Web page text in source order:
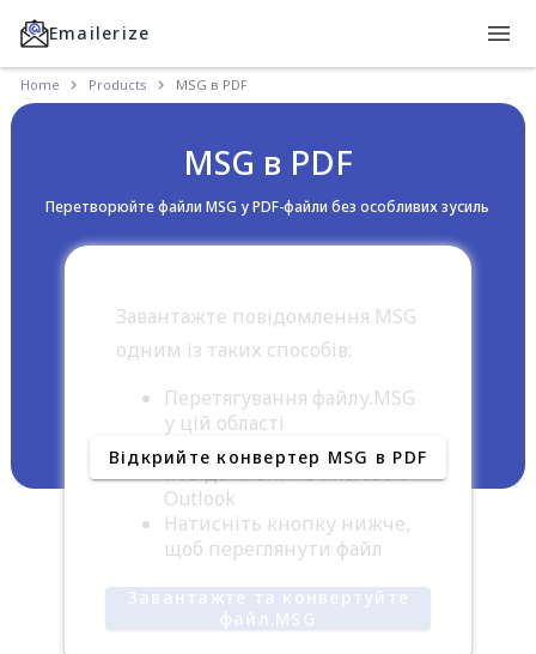
Emailerize
Home Products MSG в PDF
MSG в PDF
Перетворюйте файли MSG у PDF-файли без особливих зусиль
Завантажте повідомлення MSG
одним із таких способів:
Перетягування файлу.MSG
у цій області
Перетягування
повідомлення з Microsoft
Outlook
Натисніть кнопку нижче,
щоб переглянути файл
Завантажте та конвертуйте
файл.MSG
Відкрийте конвертер MSG в PDF